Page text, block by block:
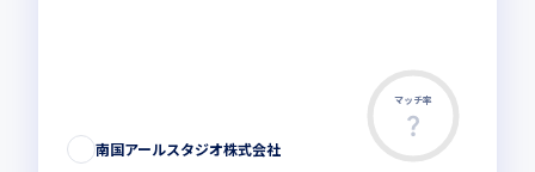
マッチ率
南国アールスタジオ株式会社